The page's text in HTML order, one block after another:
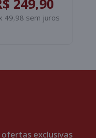
exclusivas